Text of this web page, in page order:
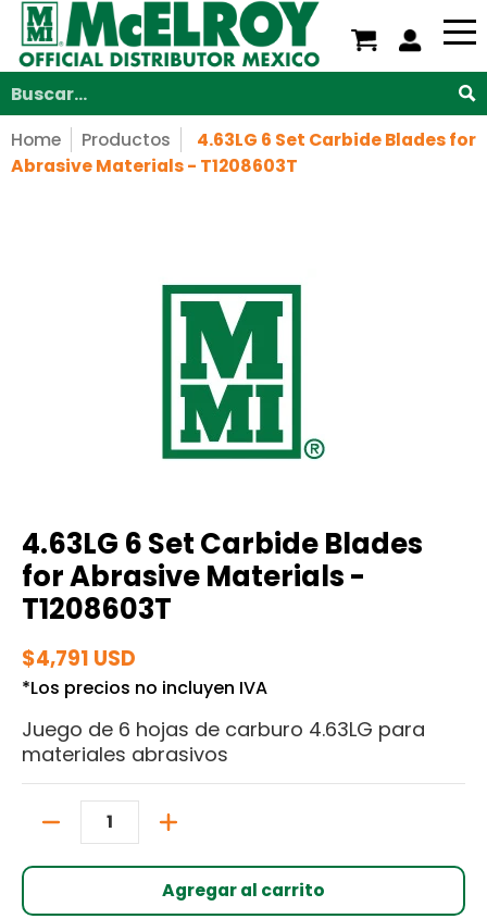
Saltar al contenido principal
Nosotros Servicios Productos Soporte
Buscar...
Home Productos
4.63LG 6 Set Carbide Blades for
Abrasive Materials - T1208603T
4.63LG 6 Set Carbide Blades
for Abrasive Materials -
T1208603T
$4,791 USD
*Los precios no incluyen IVA
Juego de 6 hojas de carburo 4.63LG para
materiales abrasivos
Agregar al carrito